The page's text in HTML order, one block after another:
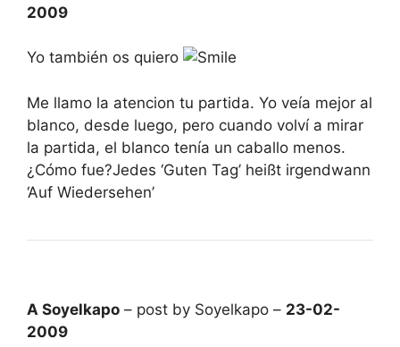
2009
Yo también os quiero
Me llamo la atencion tu partida. Yo veía mejor al
blanco, desde luego, pero cuando volví a mirar
la partida, el blanco tenía un caballo menos.
¿Cómo fue?Jedes ‘Guten Tag’ heißt irgendwann
‘Auf Wiedersehen’
A Soyelkapo – post by Soyelkapo – 23-02-
2009